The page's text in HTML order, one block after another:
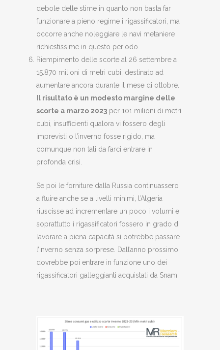
debole delle stime in quanto non basta far
funzionare a pieno regime i rigassificatori, ma
occorre anche noleggiare le navi metaniere
richiestissime in questo periodo.
Riempimento delle scorte al 26 settembre a
15.870 milioni di metri cubi, destinato ad
aumentare ancora durante il mese di ottobre.
Il risultato è un modesto margine delle
scorte a marzo 2023 per 101 milioni di metri
cubi, insufficienti qualora vi fossero degli
imprevisti o l’inverno fosse rigido, ma
comunque non tali da farci entrare in
profonda crisi.
Se poi le forniture dalla Russia continuassero
a fluire anche se a livelli minimi, l’Algeria
riuscisse ad incrementare un poco i volumi e
soprattutto i rigassificatori fossero in grado di
lavorare a piena capacità si potrebbe passare
l’inverno senza sorprese. Dall’anno prossimo
dovrebbe poi entrare in funzione uno dei
rigassificatori galleggianti acquistati da Snam.